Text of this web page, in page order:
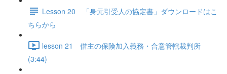
Lesson 20 「身元引受人の協定書」ダウンロードはこ
ちらから
lesson 21 借主の保険加入義務・合意管轄裁判所
(3:44)